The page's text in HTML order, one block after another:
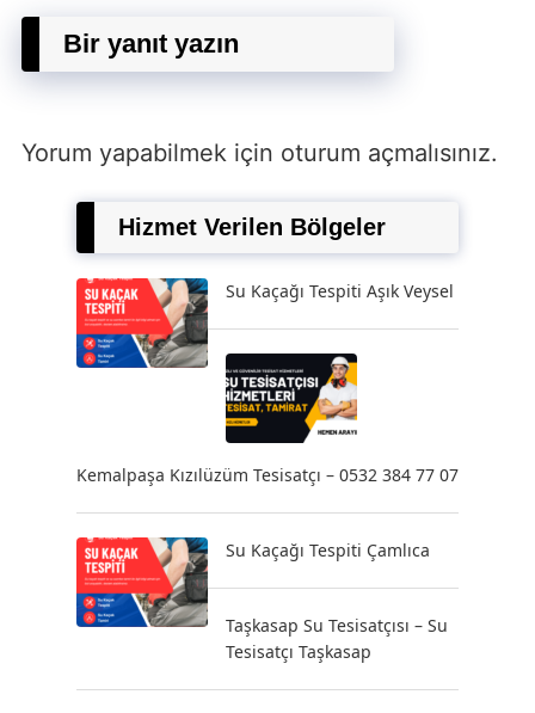
Bir yanıt yazın
Yorum yapabilmek için oturum açmalısınız.
Hizmet Verilen Bölgeler
Su Kaçağı Tespiti Aşık Veysel
Kemalpaşa Kızılüzüm Tesisatçı – 0532 384 77 07
Su Kaçağı Tespiti Çamlıca
Taşkasap Su Tesisatçısı – Su
Tesisatçı Taşkasap